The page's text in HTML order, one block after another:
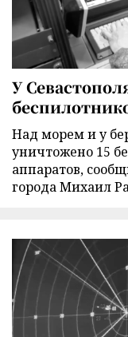
У
Над морем и у
уничтожено 15
аппаратов,
города Михаил